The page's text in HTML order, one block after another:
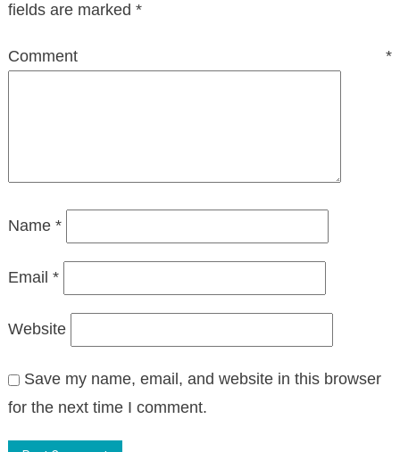
fields are marked *
Comment*
Name *
Email *
Website
Save my name, email, and website in this browser
for the next time I comment.